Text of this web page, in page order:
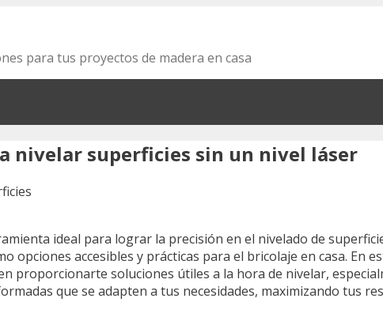
para tus proyectos de madera en casa
nivelar superficies sin un nivel láser
ideal para lograr la precisión en el nivelado de
opciones accesibles y prácticas para el bricolaje en casa. En
proporcionarte soluciones útiles a la hora de nivelar,
que se adapten a tus necesidades, maximizando tus